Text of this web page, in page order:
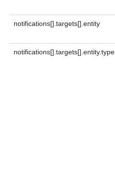
notifications[].targets[].entity
notifications[].targets[].entity.type